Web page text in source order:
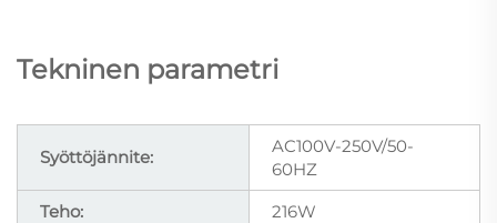
Tekninen parametri
Syöttöjännite:
AC100V-250V/50-
60HZ
Teho:
216W